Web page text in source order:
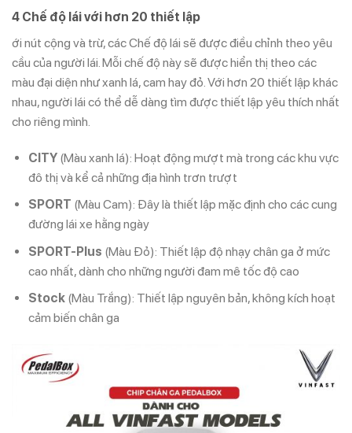
4 Chế độ lái với hơn 20 thiết lập
ới nút cộng và trừ, các Chế độ lái sẽ được điều chỉnh theo yêu
cầu của người lái. Mỗi chế độ này sẽ được hiển thị theo các
màu đại diện như xanh lá, cam hay đỏ. Với hơn 20 thiết lập khác
nhau, người lái có thể dễ dàng tìm được thiết lập yêu thích nhất
cho riêng mình.
CITY(Màu xanh lá): Hoạt động mượt mà trong các khu vực
đô thị và kể cả những địa hình trơn trượt
SPORT (Màu Cam): Đây là thiết lập mặc định cho các cung
đường lái xe hằng ngày
SPORT-Plus (Màu Đỏ): Thiết lập độ nhạy chân ga ở mức
cao nhất, dành cho những người đam mê tốc độ cao
Stock(Màu Trắng): Thiết lập nguyên bản, không kích hoạt
cảm biến chân ga